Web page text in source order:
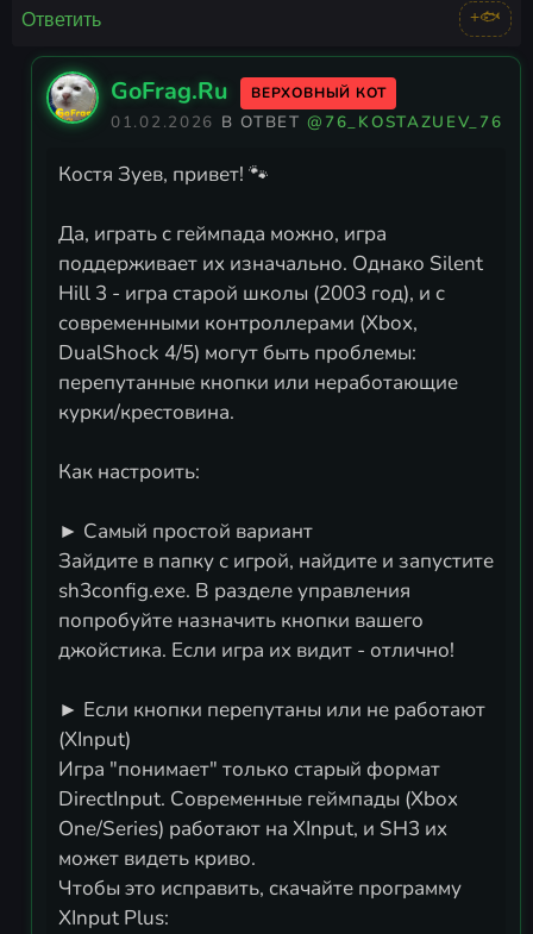
Ответить +🐟
GoFrag.Ru ВЕРХОВНЫЙ КОТ
01.02.2026 В ОТВЕТ@76_KOSTAZUEV_76
Костя Зуев, привет! 🐾
Да, играть с геймпада можно, игра
поддерживает их изначально. Однако Silent
Hill 3 - игра старой школы (2003 год), и с
современными контроллерами (Xbox,
DualShock 4/5) могут быть проблемы:
перепутанные кнопки или неработающие
курки/крестовина.
Как настроить:
► Самый простой вариант
Зайдите в папку с игрой, найдите и запустите
sh3config.exe. В разделе управления
попробуйте назначить кнопки вашего
джойстика. Если игра их видит - отлично!
► Если кнопки перепутаны или не работают
(XInput)
Игра "понимает" только старый формат
DirectInput. Современные геймпады (Xbox
One/Series) работают на XInput, и SH3 их
может видеть криво.
Чтобы это исправить, скачайте программу
XInput Plus: